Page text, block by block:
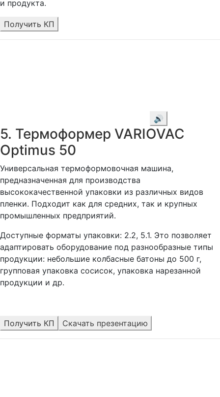
и продукта.
Получить КП
🔊
5. Термоформер VARIOVAC
Optimus 50
Универсальная термоформовочная машина,
предназначенная для производства
высококачественной упаковки из различных видов
пленки. Подходит как для средних, так и крупных
промышленных предприятий.
Доступные форматы упаковки: 2.2, 5.1. Это позволяет
адаптировать оборудование под разнообразные типы
продукции: небольшие колбасные батоны до 500 г,
групповая упаковка сосисок, упаковка нарезанной
продукции и др.
Получить КП Скачать презентацию